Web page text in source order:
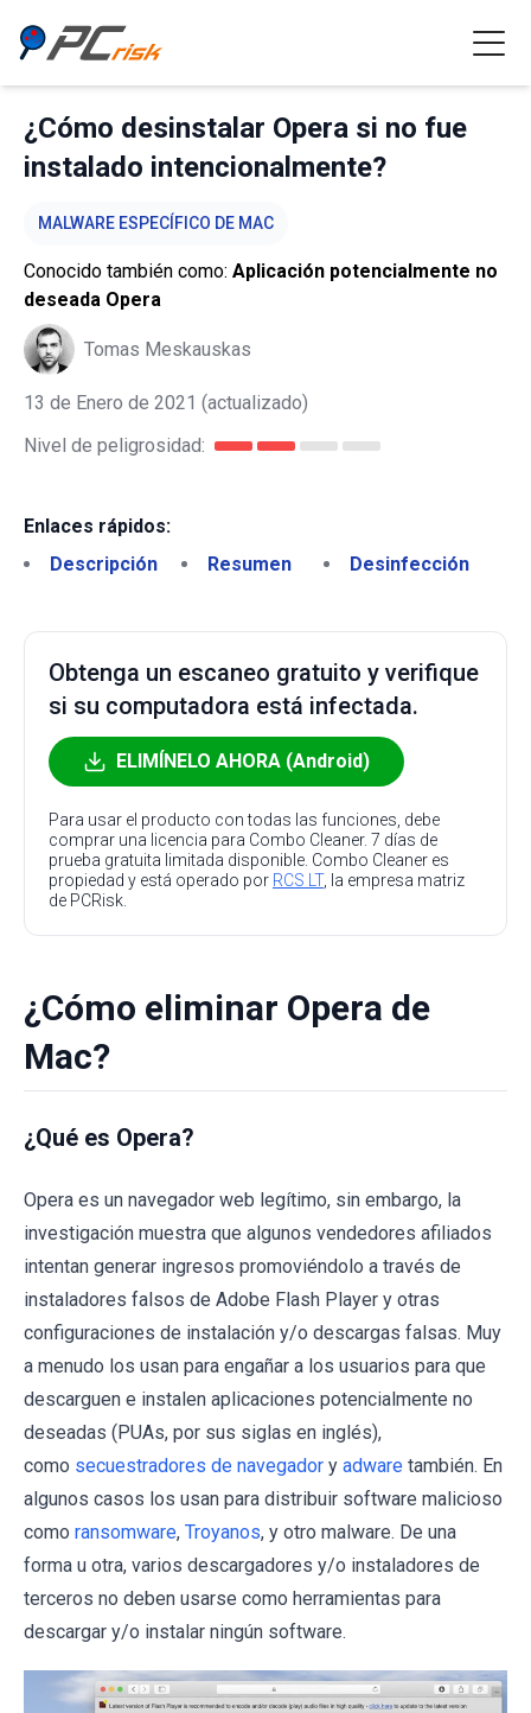
¿Cómo desinstalar Opera si no fue
instalado intencionalmente?
MALWARE ESPECÍFICO DE MAC
Conocido también como: Aplicación potencialmente no
deseada Opera
Tomas Meskauskas
13 de Enero de 2021 (actualizado)
Nivel de peligrosidad:
Enlaces rápidos:
Descripción
Resumen Desinfección
Obtenga un escaneo gratuito y verifique
si su computadora está infectada.
ELIMÍNELO AHORA (Android)
Para usar el producto con todas las funciones, debe
comprar una licencia para Combo Cleaner. 7 días de
prueba gratuita limitada disponible. Combo Cleaner es
propiedad y está operado por RCS LT, la empresa matriz
de PCRisk.
¿Cómo eliminar Opera de
Mac?
¿Qué es Opera?
Opera es un navegador web legítimo, sin embargo, la
investigación muestra que algunos vendedores afiliados
intentan generar ingresos promoviéndolo a través de
instaladores falsos de Adobe Flash Player y otras
configuraciones de instalación y/o descargas falsas. Muy
a menudo los usan para engañar a los usuarios para que
descarguen e instalen aplicaciones potencialmente no
deseadas (PUAs, por sus siglas en inglés),
como secuestradores de navegador y adware también. En
algunos casos los usan para distribuir software malicioso
como ransomware, Troyanos, y otro malware. De una
forma u otra, varios descargadores y/o instaladores de
terceros no deben usarse como herramientas para
descargar y/o instalar ningún software.